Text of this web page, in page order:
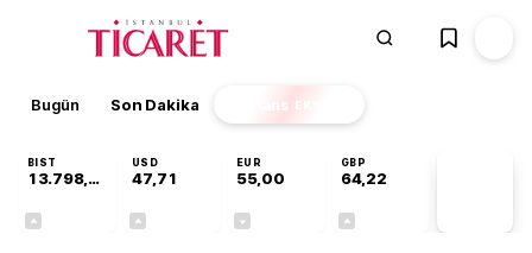
Bugün Son Dakika Finans EKSTRA
BIST
13.798,82
USD
47,71
EUR
55,00
GBP
64,22